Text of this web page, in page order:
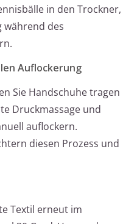
in den Trockner,
während des
Auflockerung
Sie Handschuhe tragen
Druckmassage und
auflockern.
diesen Prozess und
Textil erneut im